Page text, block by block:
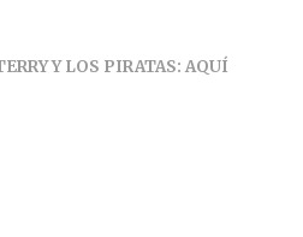
Y LOS PIRATAS: AQUÍ